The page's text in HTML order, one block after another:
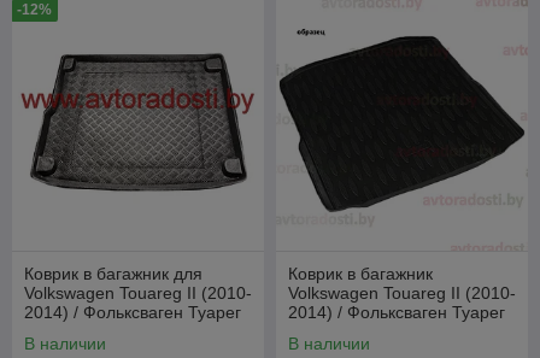
-12%
Коврик в багажник для
Volkswagen Touareg II (2010-
2014) / Фольксваген Туарег
В наличии
Коврик в багажник
Volkswagen Touareg II (2010-
2014) / Фольксваген Туарег
В наличии